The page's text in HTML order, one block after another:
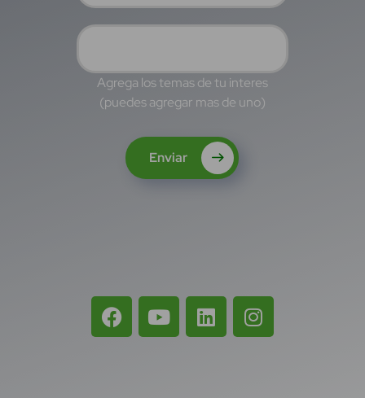
Agrega los temas de tu interes
(puedes agregar mas de uno)
Enviar